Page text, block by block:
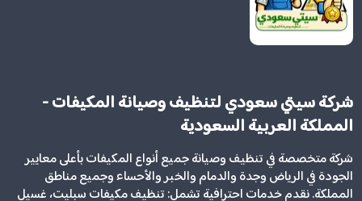
شركة سيتي سعودي لتنظيف وصيانة المكيفات -
المملكة العربية السعودية
شركة متخصصة في تنظيف وصيانة جميع أنواع المكيفات بأعلى معايير
الجودة في الرياض وجدة والدمام والخبر والأحساء وجميع مناطق
المملكة. نقدم خدمات احترافية تشمل: تنظيف مكيفات سبليت، غسيل